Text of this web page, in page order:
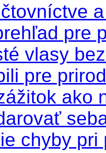
pre
vlasy
pre
ako
chyby